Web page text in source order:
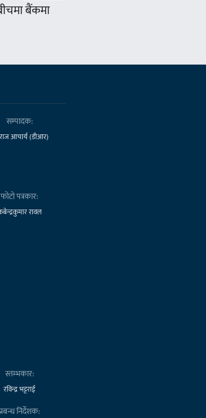
बैंकमा
सम्पादक:
आचार्य (डीआर)
फोटो पत्रकार:
रावल
स्तम्भकार:
रविन्द्र भट्टराई
निर्देशक: